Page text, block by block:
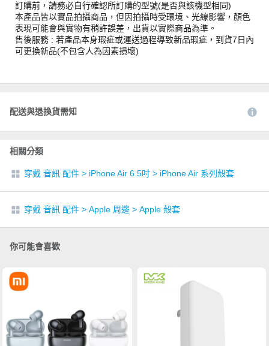
訂購前，請務必自行確認所訂購的型號(是否與該機型相同)
本產品皆以實品拍攝商品，但因拍攝時受環境、光線影響，顏色
表現可能會與實物有稍許誤差，出貨以實際商品為準。
售後服務 : 若產品本身瑕疵或運送過程導致新品瑕疵，到貨7日內
可更換新品(不包含人為因素損壞)
配送與退換貨需知
相關分類
穿戴 音訊 配件 > iPhone Air 6.5吋 > iPhone Air 系列殼套
穿戴 音訊 配件 > Apple 周邊 > Apple 殼套
你可能會喜歡